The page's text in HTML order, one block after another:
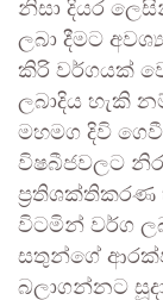
නිසා දියර
ලබා දීමට
කිරි වර්ගයක්
ලබාදිය හැකි
මහමග දිවි
විෂබීජවලට
ප්‍රතිශක්තිකරණ
විටමින් වර්ග
සතුන්ගේ
බලාගන්නට